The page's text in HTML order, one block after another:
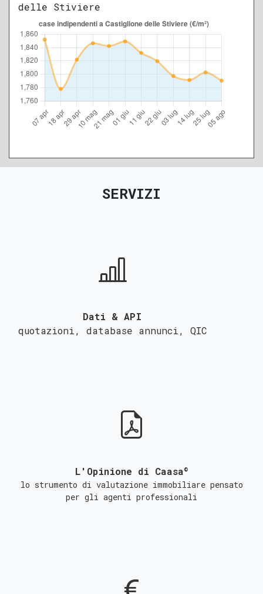
delle Stiviere
SERVIZI
Dati & API
quotazioni, database annunci, QIC
L'Opinione di Caasa©
lo strumento di valutazione immobiliare pensato
per gli agenti professionali